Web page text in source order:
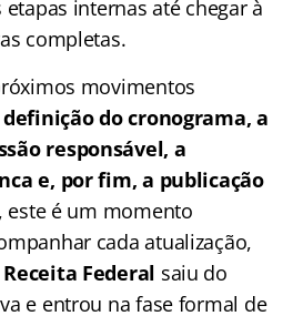
internas até chegar à
completas.
movimentos
definição do cronograma, a
responsável, a
e, por fim, a publicação
este é um momento
cada atualização,
Federal saiu do
e entrou na fase formal de